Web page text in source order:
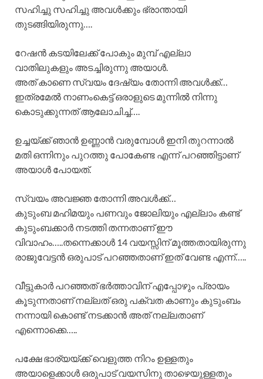
സഹിച്ചു സഹിച്ചു അവൾക്കും ഭ്രാന്തായി
തുടങ്ങിയിരുന്നു….
റേഷൻ കടയിലേക്ക് പോകും മുമ്പ് എല്ലാ
വാതിലുകളും അടച്ചിരുന്നു അയാൾ.
അത് കാണെ സ്വയം ദേഷ്യം തോന്നി അവൾക്ക്…
ഇത്രമേൽ നാണംകെട്ട് ഒരാളുടെ മുന്നിൽ നിന്നു
കൊടുക്കുന്നത് ആലോചിച്ച്….
ഉച്ചയ്ക്ക് ഞാൻ ഉണ്ണാൻ വരുമ്പോൾ ഇനി തുറന്നാൽ
മതി ഒന്നിനും പുറത്തു പോകേണ്ട എന്ന് പറഞ്ഞിട്ടാണ്
അയാൾ പോയത്.
സ്വയം അവജ്ഞ തോന്നി അവൾക്ക്…
കുടുംബ മഹിമയും പണവും ജോലിയും എല്ലാം കണ്ട്
കുടുംബക്കാർ നടത്തി തന്നതാണ് ഈ
വിവാഹം…..തന്നെക്കാൾ 14 വയസ്സിന് മൂത്തതായിരുന്നു
രാജുവേട്ടൻ ഒരുപാട് പറഞ്ഞതാണ് ഇത് വേണ്ട എന്ന്…..
വീട്ടുകാർ പറഞ്ഞത് ഭർത്താവിന് എപ്പോഴും പ്രായം
കൂടുന്നതാണ് നല്ലത് ഒരു പക്വത കാണും കുടുംബം
നന്നായി കൊണ്ട് നടക്കാൻ അത് നല്ലതാണ്
എന്നൊക്കെ…..
പക്ഷേ ഭാര്യയ്ക്ക് വെളുത്ത നിറം ഉള്ളതും
അയാളെക്കാൾ ഒരുപാട് വയസിനു താഴെയുള്ളതും